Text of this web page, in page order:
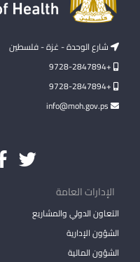
شارع الوحدة - غزة - فلسطين
+9728-2847894
+9728-2847894
الإدارات العامة
التعاون الدولي والمشاريع
الشؤون الإدارية
الشؤون المالية